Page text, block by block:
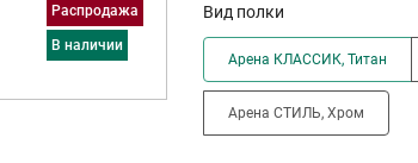
Распродажа
в наличии
Вид полки
Арена КЛАССИК, Титан
Арена СТИЛЬ, Хром